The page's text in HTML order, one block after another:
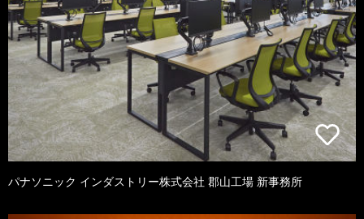
パナソニック インダストリー株式会社 郡山工場 新事務所